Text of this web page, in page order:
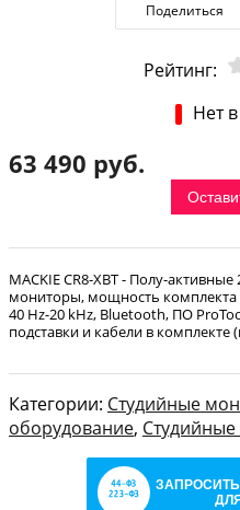
Поделиться
Рейтинг:
Нет
63 490 руб.
MACKIE CR8-XBT - Полу-
мониторы, мощность комплекта
40 Hz-20 kHz, Bluetooth, ПО
подставки и кабели в комплекте
Категории: Студийные
оборудование,
ЗАПРОСИТЬ